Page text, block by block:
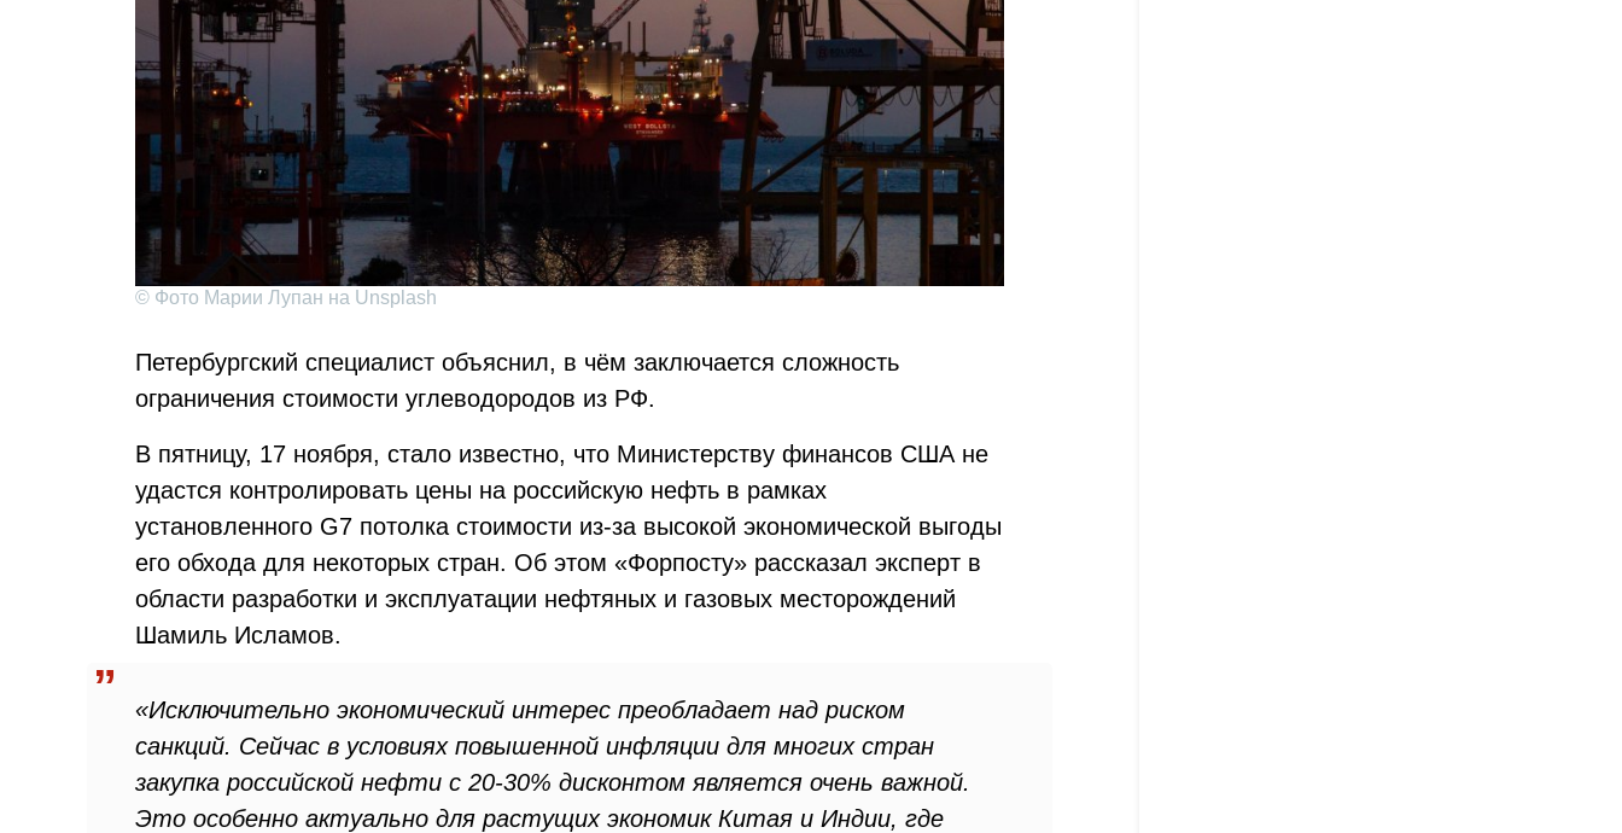
© Фото Марии Лупан на Unsplash
Петербургский специалист объяснил, в чём заключается сложность
ограничения стоимости углеводородов из РФ.
В пятницу, 17 ноября, стало известно, что Министерству финансов США не
удастся контролировать цены на российскую нефть в рамках
установленного G7 потолка стоимости из-за высокой экономической выгоды
его обхода для некоторых стран. Об этом «Форпосту» рассказал эксперт в
области разработки и эксплуатации нефтяных и газовых месторождений
Шамиль Исламов.
«Исключительно экономический интерес преобладает над риском
санкций. Сейчас в условиях повышенной инфляции для многих стран
закупка российской нефти с 20-30% дисконтом является очень важной.
Это особенно актуально для растущих экономик Китая и Индии, где